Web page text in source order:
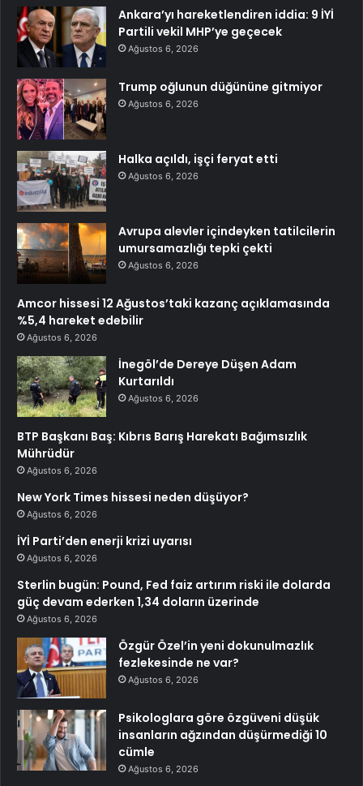
Ankara’yı hareketlendiren iddia: 9 İYİ
Partili vekil MHP’ye geçecek
Ağustos 6, 2026
Trump oğlunun düğününe gitmiyor
Ağustos 6, 2026
Halka açıldı, işçi feryat etti
Ağustos 6, 2026
Avrupa alevler içindeyken tatilcilerin
umursamazlığı tepki çekti
Ağustos 6, 2026
Amcor hissesi 12 Ağustos’taki kazanç açıklamasında
%5,4 hareket edebilir
Ağustos 6, 2026
İnegöl’de Dereye Düşen Adam
Kurtarıldı
Ağustos 6, 2026
BTP Başkanı Baş: Kıbrıs Barış Harekatı Bağımsızlık
Mührüdür
Ağustos 6, 2026
New York Times hissesi neden düşüyor?
Ağustos 6, 2026
İYİ Parti’den enerji krizi uyarısı
Ağustos 6, 2026
Sterlin bugün: Pound, Fed faiz artırım riski ile dolarda
güç devam ederken 1,34 doların üzerinde
Ağustos 6, 2026
Özgür Özel’in yeni dokunulmazlık
fezlekesinde ne var?
Ağustos 6, 2026
Psikologlara göre özgüveni düşük
insanların ağzından düşürmediği 10
cümle
Ağustos 6, 2026